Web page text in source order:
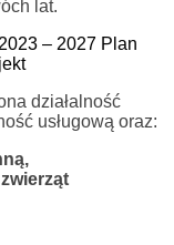
lat.
– 2027 Plan
działalność
usługową oraz: